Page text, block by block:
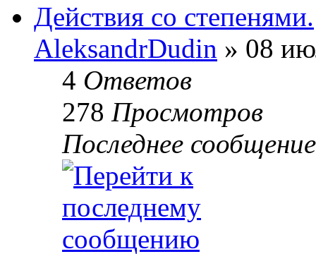
Действия со степенями.
AleksandrDudin » 08
4 Ответов
278 Просмотров
Последнее